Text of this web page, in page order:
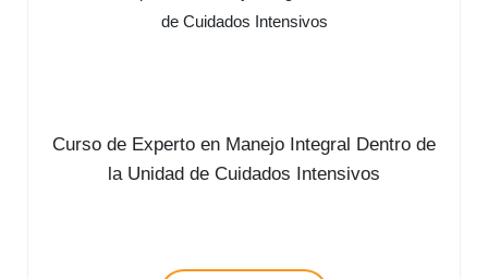
Curso de Experto en Manejo Integral Dentro de
la Unidad de Cuidados Intensivos